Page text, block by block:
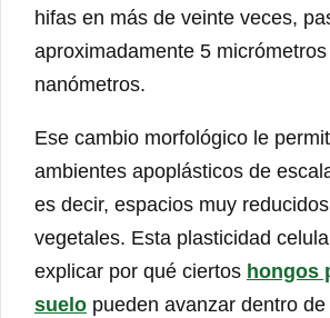
hifas en más de veinte veces,
aproximadamente 5
nanómetros.
Ese cambio morfológico le
ambientes apoplásticos de
es decir, espacios muy
vegetales. Esta plasticidad
explicar por qué ciertos hongos
suelo pueden avanzar dentro